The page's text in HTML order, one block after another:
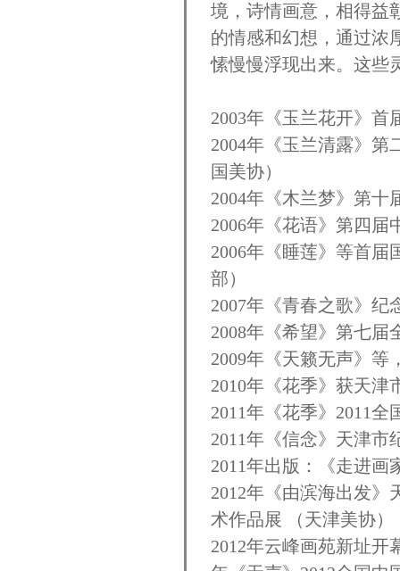
境，诗情画意，相得益
的情感和幻想，通过浓
愫慢慢浮现出来。这些
2003年《玉兰花开》首
2004年《玉兰清露》
国美协）
2004年《木兰梦》第十
2006年《花语》第四届
2006年《睡莲》等首
部）
2007年《青春之歌》纪
2008年《希望》第七届
2009年《天籁无声》等
2010年《花季》获天津
2011年《花季》2011
2011年《信念》天津市
2011年出版：《走进画
2012年《由滨海出发》
术作品展 （天津美协）
2012年云峰画苑新址开